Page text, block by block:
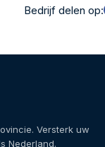
Bedrijf delen op:
Versterk uw
Nederland.